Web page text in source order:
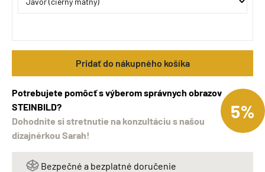
Pridať do nákupného košíka
Potrebujete pomôcť s výberom správnych obrazov
STEINBILD?
Dohodnite si stretnutie na konzultáciu s našou
dizajnérkou Sarah!
Bezpečné a bezplatné doručenie
5%